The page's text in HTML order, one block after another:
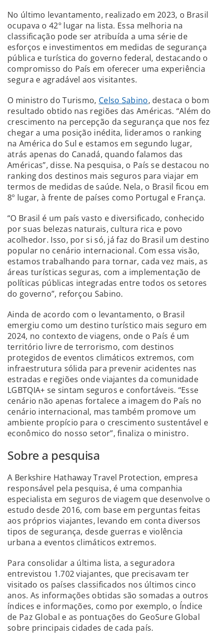
No último levantamento, realizado em 2023, o Brasil
ocupava o 42º lugar na lista. Essa melhoria na
classificação pode ser atribuída a uma série de
esforços e investimentos em medidas de segurança
pública e turística do governo federal, destacando o
compromisso do País em oferecer uma experiência
segura e agradável aos visitantes.
O ministro do Turismo, Celso Sabino, destaca o bom
resultado obtido nas regiões das Américas. “Além do
crescimento na percepção da segurança que nos fez
chegar a uma posição inédita, lideramos o ranking
na América do Sul e estamos em segundo lugar,
atrás apenas do Canadá, quando falamos das
Américas”, disse. Na pesquisa, o País se destacou no
ranking dos destinos mais seguros para viajar em
termos de medidas de saúde. Nela, o Brasil ficou em
8º lugar, à frente de países como Portugal e França.
“O Brasil é um país vasto e diversificado, conhecido
por suas belezas naturais, cultura rica e povo
acolhedor. Isso, por si só, já faz do Brasil um destino
popular no cenário internacional. Com essa visão,
estamos trabalhando para tornar, cada vez mais, as
áreas turísticas seguras, com a implementação de
políticas públicas integradas entre todos os setores
do governo”, reforçou Sabino.
Ainda de acordo com o levantamento, o Brasil
emergiu como um destino turístico mais seguro em
2024, no contexto de viagens, onde o País é um
território livre de terrorismo, com destinos
protegidos de eventos climáticos extremos, com
infraestrutura sólida para prevenir acidentes nas
estradas e regiões onde viajantes da comunidade
LGBTQIA+ se sintam seguros e confortáveis. “Esse
cenário não apenas fortalece a imagem do País no
cenário internacional, mas também promove um
ambiente propício para o crescimento sustentável e
econômico do nosso setor”, finaliza o ministro.
Sobre a pesquisa
A Berkshire Hathaway Travel Protection, empresa
responsável pela pesquisa, é uma companhia
especialista em seguros de viagem que desenvolve o
estudo desde 2016, com base em perguntas feitas
aos próprios viajantes, levando em conta diversos
tipos de segurança, desde guerras e violência
urbana a eventos climáticos extremos.
Para consolidar a última lista, a seguradora
entrevistou 1.702 viajantes, que precisavam ter
visitado os países classificados nos últimos cinco
anos. As informações obtidas são somadas a outros
índices e informações, como por exemplo, o Índice
de Paz Global e as pontuações do GeoSure Global
sobre principais cidades de cada país.